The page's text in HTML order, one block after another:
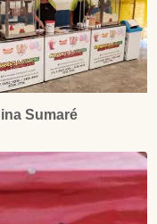
Sumaré